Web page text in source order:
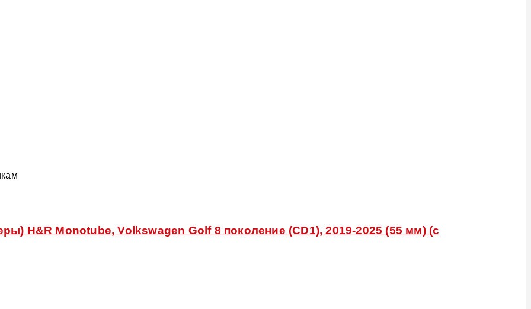
H&R Monotube, Volkswagen Golf 8 поколение (CD1), 2019-2025 (55 мм) (с